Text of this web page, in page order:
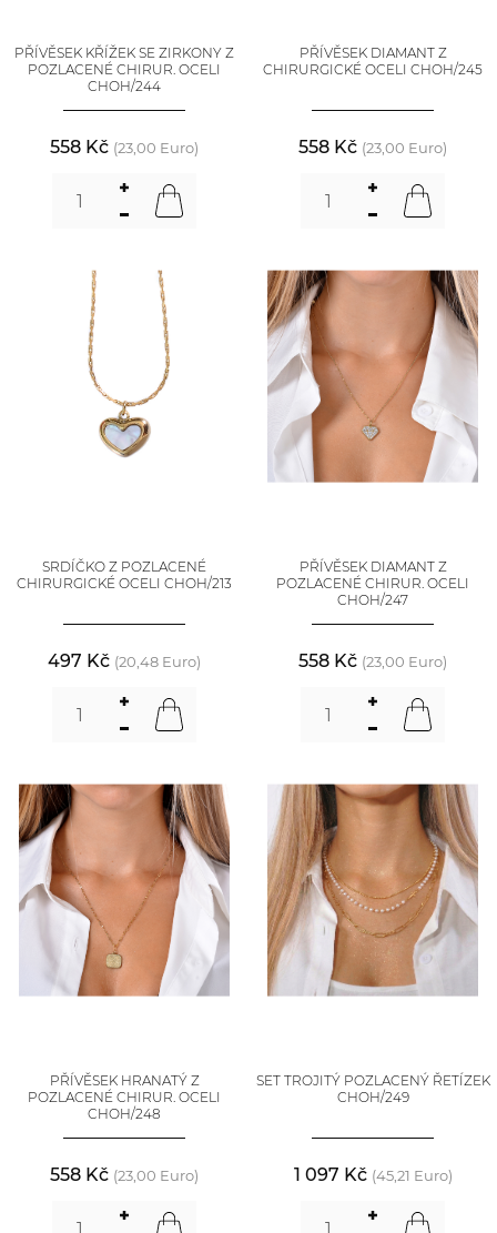
PŘÍVĚSEK KŘÍŽEK SE ZIRKONY Z
POZLACENÉ CHIRUR. OCELI
CHOH/244
558 Kč (23,00 Euro)
PŘÍVĚSEK DIAMANT Z
CHIRURGICKÉ OCELI CHOH/245
558 Kč (23,00 Euro)
SRDÍČKO Z POZLACENÉ
CHIRURGICKÉ OCELI CHOH/213
497 Kč (20,48 Euro)
PŘÍVĚSEK DIAMANT Z
POZLACENÉ CHIRUR. OCELI
CHOH/247
558 Kč (23,00 Euro)
PŘÍVĚSEK HRANATÝ Z
POZLACENÉ CHIRUR. OCELI
CHOH/248
558 Kč (23,00 Euro)
SET TROJITÝ POZLACENÝ ŘETÍZEK
CHOH/249
1 097 Kč (45,21 Euro)